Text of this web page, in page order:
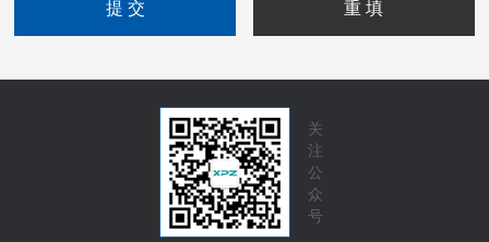
关
注
公
众
号